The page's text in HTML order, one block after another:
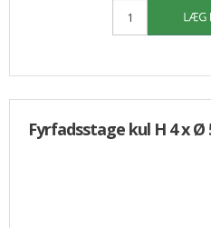
Fyrfadsstage kul H 4 x Ø